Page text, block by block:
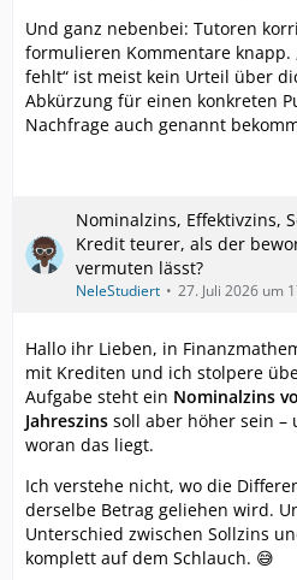
Und ganz nebenbei: Tutoren
formulieren Kommentare knapp.
fehlt“ ist meist kein Urteil über
Abkürzung für einen konkreten
Nachfrage auch genannt
Nominalzins, Effektivzins,
Kredit teurer, als der
vermuten lässt?
NeleStudiert 27. Juli 2026 um
Hallo ihr Lieben, in
mit Krediten und ich stolpere
Aufgabe steht ein Nominalzins
Jahreszins soll aber höher sein –
woran das liegt.
Ich verstehe nicht, wo die
derselbe Betrag geliehen wird.
Unterschied zwischen Sollzins
komplett auf dem Schlauch. 😅